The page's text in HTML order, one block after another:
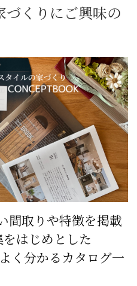
づくりにご興味の
間取りや特徴を掲載
はじめとした
く分かるカタログ一